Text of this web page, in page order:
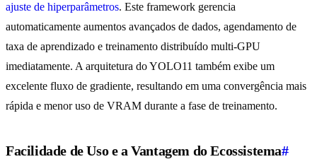
ajuste de hiperparâmetros. Este framework gerencia
automaticamente aumentos avançados de dados, agendamento de
taxa de aprendizado e treinamento distribuído multi-GPU
imediatamente. A arquitetura do YOLO11 também exibe um
excelente fluxo de gradiente, resultando em uma convergência mais
rápida e menor uso de VRAM durante a fase de treinamento.
Facilidade de Uso e a Vantagem do Ecossistema#